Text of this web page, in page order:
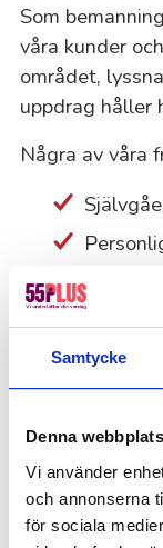
Samtycke
Denna
Vi använder
och annonserna
för sociala
Som
våra kunder
området,
uppdrag håller
Några av våra
Hjälp
Så tycker
Vi har 4,5 på
andra genom